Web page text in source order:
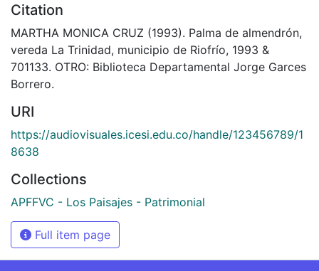
Citation
MARTHA MONICA CRUZ (1993). Palma de almendrón,
vereda La Trinidad, municipio de Riofrío, 1993 &
701133. OTRO: Biblioteca Departamental Jorge Garces
Borrero.
URI
https://audiovisuales.icesi.edu.co/handle/123456789/1
8638
Collections
APFFVC - Los Paisajes - Patrimonial
Full item page